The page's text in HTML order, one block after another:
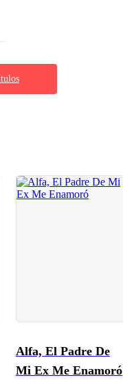
Alfa, El Padre De
Mi Ex Me Enamoró